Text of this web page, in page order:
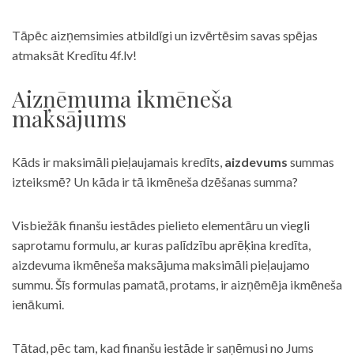
Tāpēc aizņemsimies atbildīgi un izvērtēsim savas spējas
atmaksāt Kredītu 4f.lv!
Aizņēmuma ikmēneša
maksājums
Kāds ir maksimāli pieļaujamais kredīts, aizdevums summas
izteiksmē? Un kāda ir tā ikmēneša dzēšanas summa?
Visbiežāk finanšu iestādes pielieto elementāru un viegli
saprotamu formulu, ar kuras palīdzību aprēķina kredīta,
aizdevuma ikmēneša maksājuma maksimāli pieļaujamo
summu. Šīs formulas pamatā, protams, ir aizņēmēja ikmēneša
ienākumi.
Tātad, pēc tam, kad finanšu iestāde ir saņēmusi no Jums